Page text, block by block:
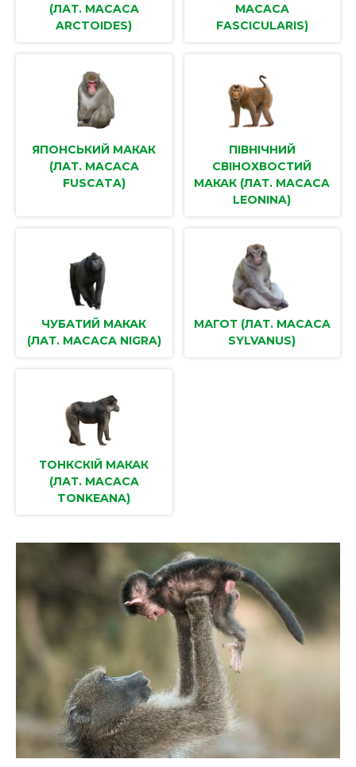
(ЛАТ. MACACA
ARCTOIDES)
MACACA
FASCICULARIS)
ЯПОНСЬКИЙ МАКАК
(ЛАТ. MACACA
FUSCATA)
ПІВНІЧНИЙ
СВІНОХВОСТИЙ
МАКАК (ЛАТ. MACACA
LEONINA)
ЧУБАТИЙ МАКАК
(ЛАТ. MACACA NIGRA)
МАГОТ (ЛАТ. MACACA
SYLVANUS)
ТОНКСКІЙ МАКАК
(ЛАТ. MACACA
TONKEANA)